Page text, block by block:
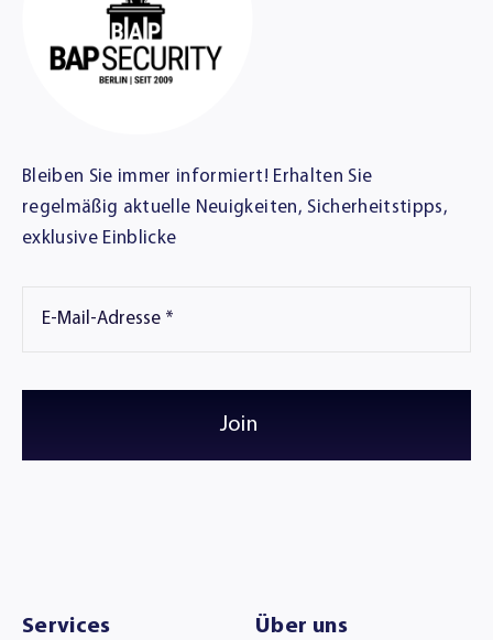
Bleiben Sie immer informiert! Erhalten Sie
regelmäßig aktuelle Neuigkeiten, Sicherheitstipps,
exklusive Einblicke
Join
Services Über uns